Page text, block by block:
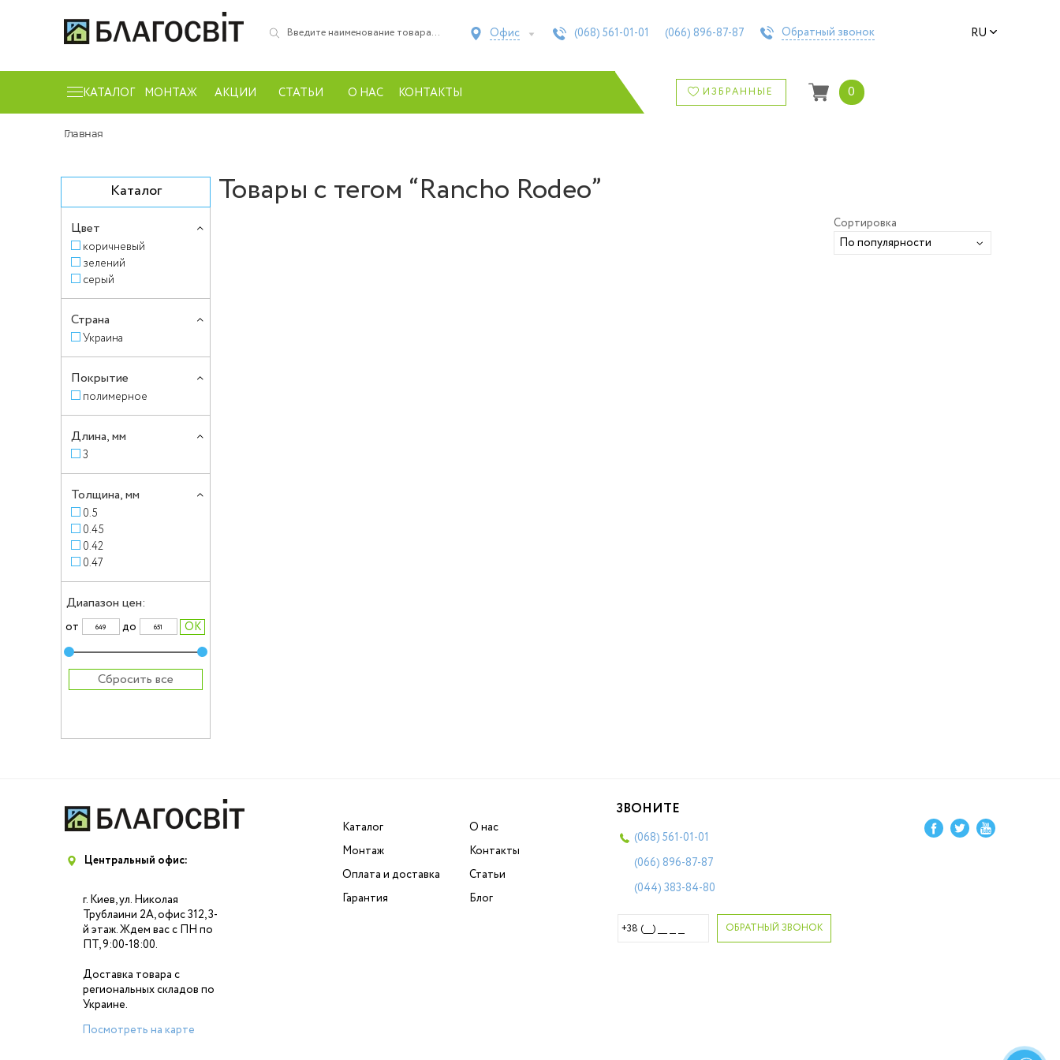
Офис (068) 561-01-01 (066) 896-87-87 Обратный звонок RU
КАТАЛОГ МОНТАЖ АКЦИИ СТАТЬИ О НАС КОНТАКТЫ ИЗБРАННЫЕ 0
Главная
Каталог
Цвет
коричневый
зелений
серый
Страна
Украина
Покрытие
полимерное
Длина, мм
3
Толщина, мм
0.5
0.45
0.42
0.47
Диапазон цен:
от до
Сбросить все
Товары с тегом “Rancho Rodeo”
Сортировка
Центральный офис:
г. Киев, ул. Николая
Трублаини 2А, офис 312, 3-
й этаж. Ждем вас с ПН по
ПТ, 9:00-18:00.
Доставка товара с
региональных складов по
Украине.
Посмотреть на карте
Каталог
Монтаж
Оплата и доставка
Гарантия
О нас
Контакты
Статьи
Блог
ЗВОНИТЕ
(068) 561-01-01
(066) 896-87-87
(044) 383-84-80